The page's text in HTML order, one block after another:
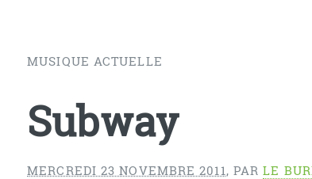
MUSIQUE ACTUELLE
Subway
MERCREDI 23 NOVEMBRE 2011 , PARLE